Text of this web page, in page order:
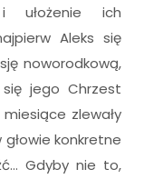
ułożenie ich
Aleks się
noworodkową,
jego Chrzest
zlewały
głowie konkretne
Gdyby nie to,